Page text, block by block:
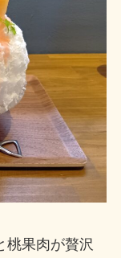
桃果肉が贅沢